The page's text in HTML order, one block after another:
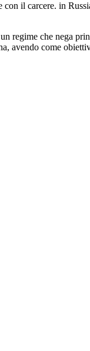
il carcere. in
regime che nega
avendo come